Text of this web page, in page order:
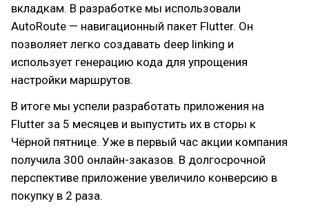
вкладкам. В разработке мы использовали
AutoRoute — навигационный пакет Flutter. Он
позволяет легко создавать deep linking и
использует генерацию кода для упрощения
настройки маршрутов.
В итоге мы успели разработать приложения на
Flutter за 5 месяцев и выпустить их в сторы к
Чёрной пятнице. Уже в первый час акции компания
получила 300 онлайн-заказов. В долгосрочной
перспективе приложение увеличило конверсию в
покупку в 2 раза.